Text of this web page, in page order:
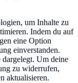
um Inhalte zu
Indem du auf
eine Option
einverstanden.
Um deine
zu widerrufen,
aktualisieren.